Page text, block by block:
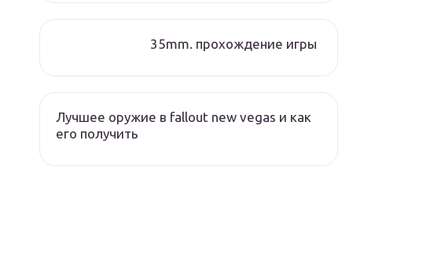
35mm. прохождение игры
Лучшее оружие в fallout new vegas и как
его получить